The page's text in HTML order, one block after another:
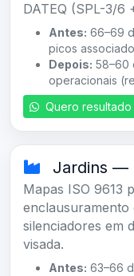
DATEQ (SPL-3/6
Antes: 66–69
picos
Depois: 58–60
operacionais
Quero resultado
Jardins —
Mapas ISO 9613
enclausuramento
silenciadores em
visada.
Antes: 63–66